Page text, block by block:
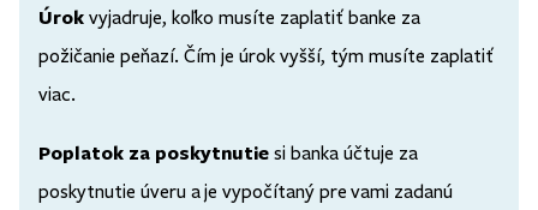
Úrok vyjadruje, koľko musíte zaplatiť banke za
požičanie peňazí. Čím je úrok vyšší, tým musíte zaplatiť
viac.
Poplatok za poskytnutie si banka účtuje za
poskytnutie úveru a je vypočítaný pre vami zadanú